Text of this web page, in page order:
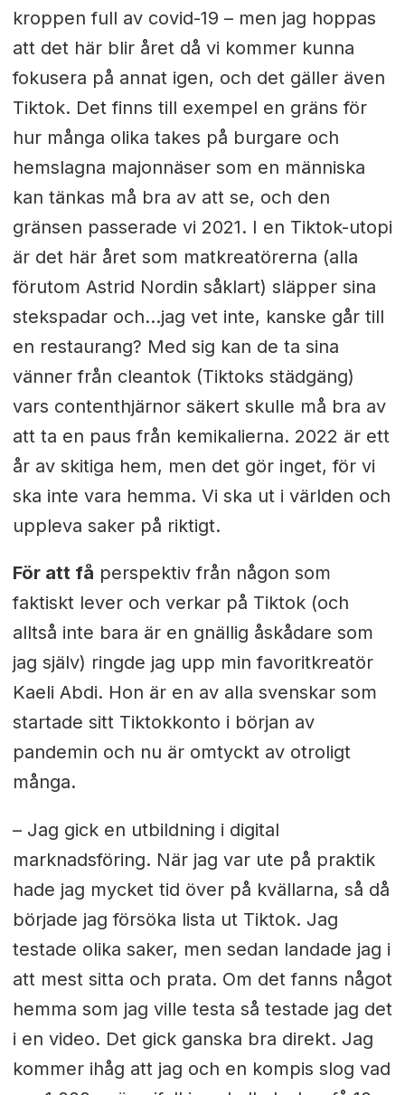
kroppen full av covid-19 – men jag hoppas
att det här blir året då vi kommer kunna
fokusera på annat igen, och det gäller även
Tiktok. Det finns till exempel en gräns för
hur många olika takes på burgare och
hemslagna majonnäser som en människa
kan tänkas må bra av att se, och den
gränsen passerade vi 2021. I en Tiktok-utopi
är det här året som matkreatörerna (alla
förutom Astrid Nordin såklart) släpper sina
stekspadar och…jag vet inte, kanske går till
en restaurang? Med sig kan de ta sina
vänner från cleantok (Tiktoks städgäng)
vars contenthjärnor säkert skulle må bra av
att ta en paus från kemikalierna. 2022 är ett
år av skitiga hem, men det gör inget, för vi
ska inte vara hemma. Vi ska ut i världen och
uppleva saker på riktigt.
För att få perspektiv från någon som
faktiskt lever och verkar på Tiktok (och
alltså inte bara är en gnällig åskådare som
jag själv) ringde jag upp min favoritkreatör
Kaeli Abdi. Hon är en av alla svenskar som
startade sitt Tiktokkonto i början av
pandemin och nu är omtyckt av otroligt
många.
– Jag gick en utbildning i digital
marknadsföring. När jag var ute på praktik
hade jag mycket tid över på kvällarna, så då
började jag försöka lista ut Tiktok. Jag
testade olika saker, men sedan landade jag i
att mest sitta och prata. Om det fanns något
hemma som jag ville testa så testade jag det
i en video. Det gick ganska bra direkt. Jag
kommer ihåg att jag och en kompis slog vad